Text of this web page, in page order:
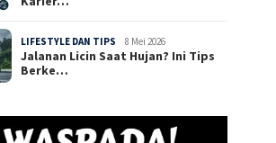
LIFESTYLE DAN TIPS 8 Mei 2026
Jalanan Licin Saat Hujan? Ini Tips
Berke…